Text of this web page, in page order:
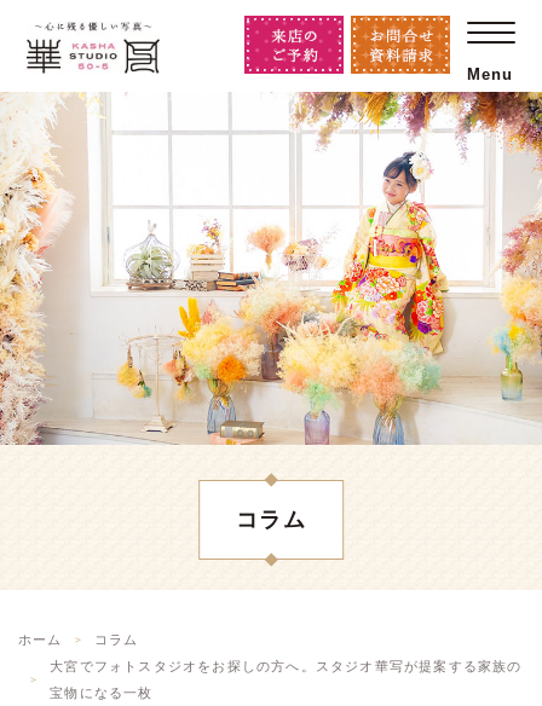
Menu
コラム
ホーム
コラム
大宮でフォトスタジオをお探しの方へ。スタジオ華写が提案する家族の
宝物になる一枚